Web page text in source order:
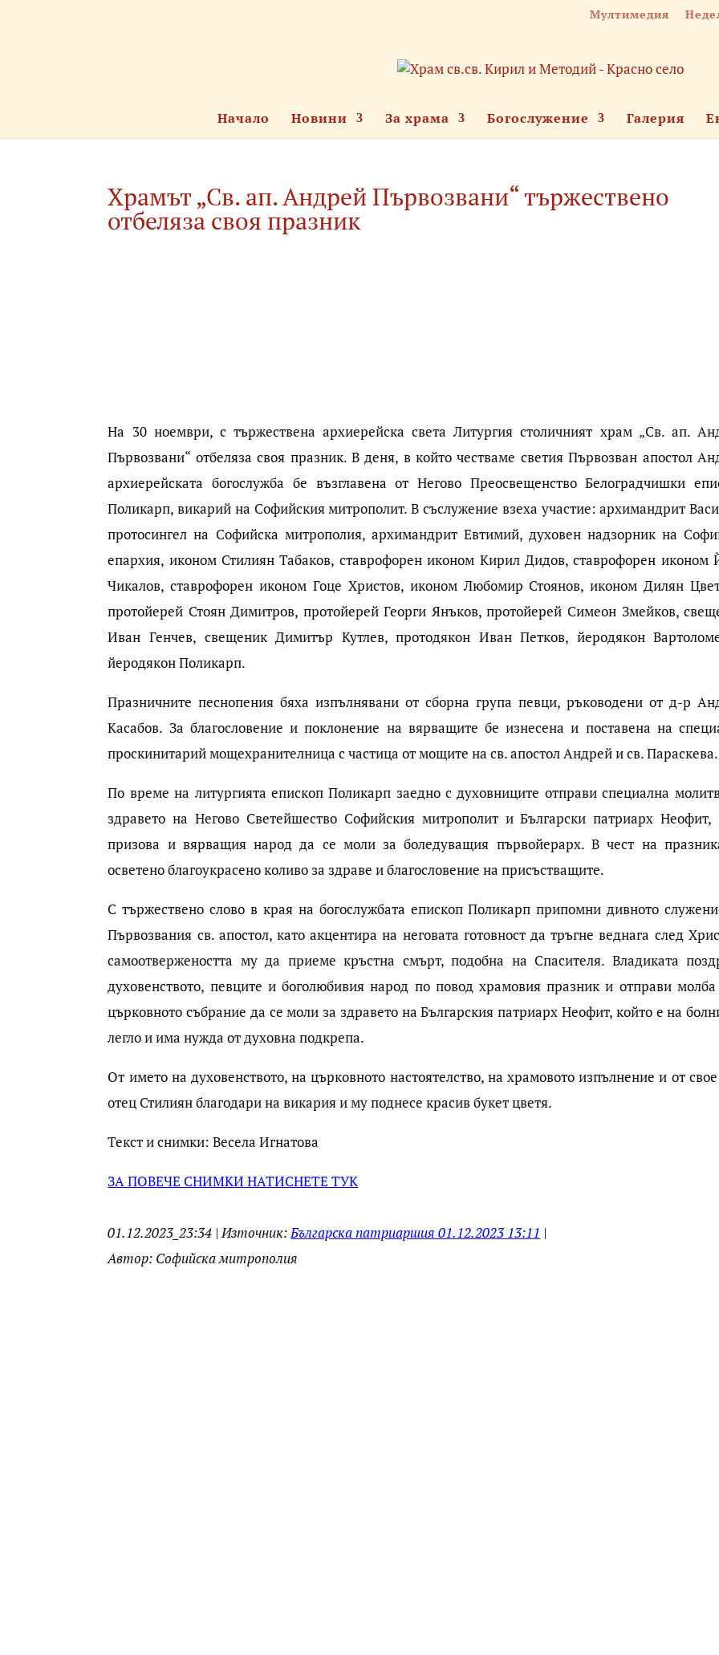
Мултимедия
Начало Новини За храма Богослужение Галерия
Храмът „Св. ап. Андрей Първозвани“ тържествено
отбеляза своя празник
На 30 ноември, с тържествена архиерейска света Литургия столичният храм „Св. ап.
Първозвани“ отбеляза своя празник. В деня, в който честваме светия Първозван апостол
архиерейската богослужба бе възглавена от Негово Преосвещенство Белоградчишки
Поликарп, викарий на Софийския митрополит. В съслужение взеха участие: архимандрит
протосингел на Софийска митрополия, архимандрит Евтимий, духовен надзорник на
епархия, иконом Стилиян Табаков, ставрофорен иконом Кирил Дидов, ставрофорен иконом
Чикалов, ставрофорен иконом Гоце Христов, иконом Любомир Стоянов, иконом Дилян
протойерей Стоян Димитров, протойерей Георги Янъков, протойерей Симеон Змейков,
Иван Генчев, свещеник Димитър Кутлев, протодякон Иван Петков, йеродякон
йеродякон Поликарп.
Празничните песнопения бяха изпълнявани от сборна група певци, ръководени от д-р
Касабов. За благословение и поклонение на вярващите бе изнесена и поставена на
проскинитарий мощехранителница с частица от мощите на св. апостол Андрей и св. Параскева.
По време на литургията епископ Поликарп заедно с духовниците отправи специална
здравето на Негово Светейшество Софийския митрополит и Български патриарх Неофит,
призова и вярващия народ да се моли за боледуващия първойерарх. В чест на
осветено благоукрасено коливо за здраве и благословение на присъстващите.
С тържествено слово в края на богослужбата епископ Поликарп припомни дивното
Първозвания св. апостол, като акцентира на неговата готовност да тръгне веднага след
самоотвержеността му да приеме кръстна смърт, подобна на Спасителя. Владиката
духовенството, певците и боголюбивия народ по повод храмовия празник и отправи
църковното събрание да се моли за здравето на Българския патриарх Неофит, който е на
легло и има нужда от духовна подкрепа.
От името на духовенството, на църковното настоятелство, на храмовото изпълнение и от
отец Стилиян благодари на викария и му поднесе красив букет цветя.
Текст и снимки: Весела Игнатова
ЗА ПОВЕЧЕ СНИМКИ НАТИСНЕТЕ ТУК
01.12.2023_23:34 | Източник:Българска патриаршия 01.12.2023 13:11 |
Автор: Софийска митрополия